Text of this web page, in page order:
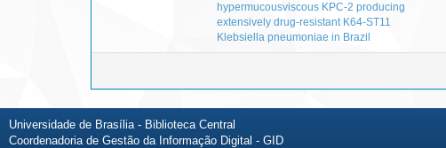
hypermucousviscous KPC-2 producing
extensively drug-resistant K64-ST11
Klebsiella pneumoniae in Brazil
Universidade de Brasília - Biblioteca Central
Coordenadoria de Gestão da Informação Digital - GID